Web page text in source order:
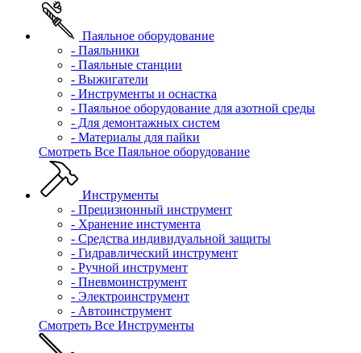
Паяльное оборудование
- Паяльники
- Паяльные станции
- Выжигатели
- Инструменты и оснастка
- Паяльное оборудование для азотной среды
- Для демонтажных систем
- Материалы для пайки
Смотреть Все Паяльное оборудование
Инструменты
- Прецизионный инструмент
- Хранение инстумента
- Средства индивидуальной защиты
- Гидравлический инструмент
- Ручной инструмент
- Пневмоинструмент
- Электроинструмент
- Автоинструмент
Смотреть Все Инструменты